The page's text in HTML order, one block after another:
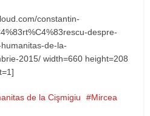
constantin-
despre-
de-la-
2015/ width=660 height=208
de la Cişmigiu
Mircea